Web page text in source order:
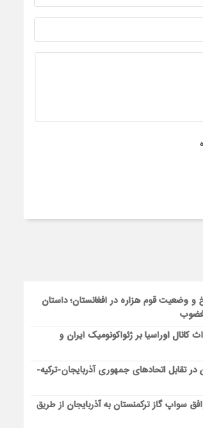
و وضعیت قوم هزاره در افغانستان؛ داستان
کانال اوراسیا بر ژئواکونومیک ایران و
در تقابل اتحادهای جمهوری آذربایجان-ترکیه-
سواپ گاز ترکمنستان به آذربایجان از طریق